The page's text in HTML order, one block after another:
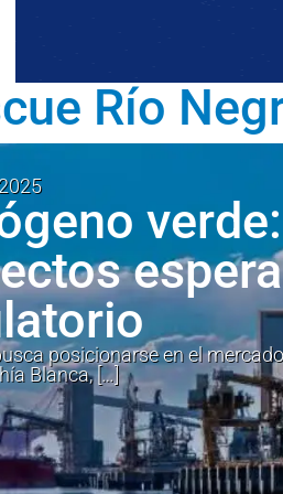
Río
posicionarse en el
Blanca, […]